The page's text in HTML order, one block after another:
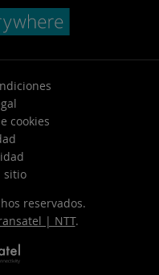
cookies
sitio
reservados.
| NTT.